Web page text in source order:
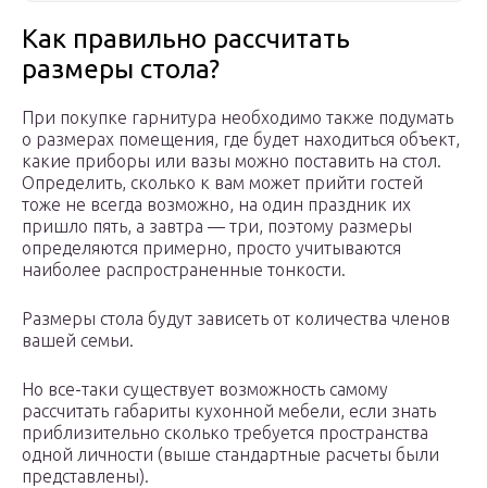
Как правильно рассчитать
размеры стола?
При покупке гарнитура необходимо также подумать
о размерах помещения, где будет находиться объект,
какие приборы или вазы можно поставить на стол.
Определить, сколько к вам может прийти гостей
тоже не всегда возможно, на один праздник их
пришло пять, а завтра — три, поэтому размеры
определяются примерно, просто учитываются
наиболее распространенные тонкости.
Размеры стола будут зависеть от количества членов
вашей семьи.
Но все-таки существует возможность самому
рассчитать габариты кухонной мебели, если знать
приблизительно сколько требуется пространства
одной личности (выше стандартные расчеты были
представлены).